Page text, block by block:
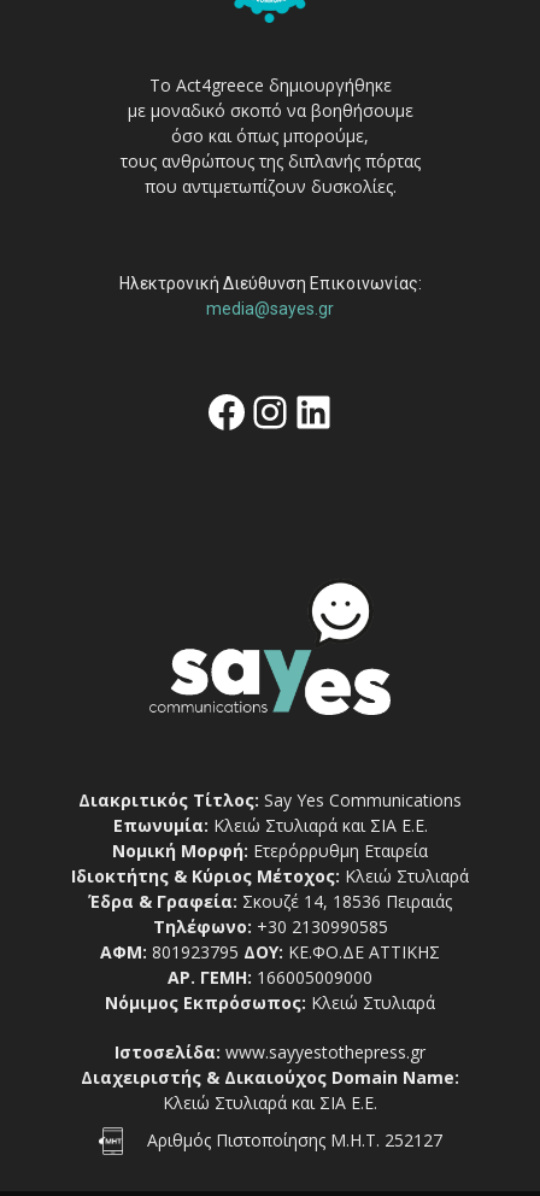
Το Act4greece δημιουργήθηκε
με μοναδικό σκοπό να βοηθήσουμε
όσο και όπως μπορούμε,
τους ανθρώπους της διπλανής πόρτας
που αντιμετωπίζουν δυσκολίες.
Ηλεκτρονική Διεύθυνση Επικοινωνίας:
media@sayes.gr
Facebook
Instagram
Linkedin
Διακριτικός Τίτλος: Say Yes Communications
Επωνυμία: Κλειώ Στυλιαρά και ΣΙΑ Ε.Ε.
Νομική Μορφή: Ετερόρρυθμη Εταιρεία
Ιδιοκτήτης & Κύριος Μέτοχος: Κλειώ Στυλιαρά
Έδρα & Γραφεία: Σκουζέ 14, 18536 Πειραιάς
Τηλέφωνο: +30 2130990585
ΑΦΜ: 801923795 ΔΟΥ: ΚΕ.ΦΟ.ΔΕ ΑΤΤΙΚΗΣ
ΑΡ. ΓΕΜΗ: 166005009000
Νόμιμος Εκπρόσωπος: Κλειώ Στυλιαρά
Ιστοσελίδα: www.sayyestothepress.gr
Διαχειριστής & Δικαιούχος Domain Name:
Κλειώ Στυλιαρά και ΣΙΑ Ε.Ε.
Αριθμός Πιστοποίησης Μ.Η.Τ. 252127